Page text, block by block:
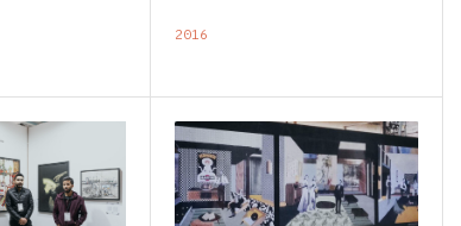
2016